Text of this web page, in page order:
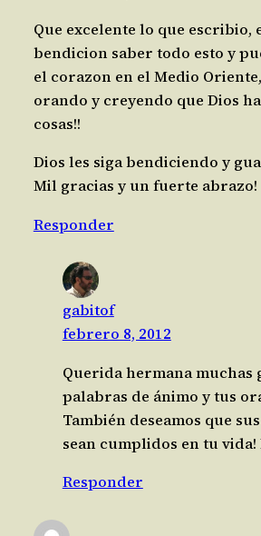
Que excelente lo que escribio,
bendicion saber todo esto y
el corazon en el Medio
orando y creyendo que Dios
cosas!!
Dios les siga bendiciendo y
Mil gracias y un fuerte abrazo!
Responder
gabitof
febrero 8, 2012
Querida hermana muchas
palabras de ánimo y tus
También deseamos que
sean cumplidos en tu vida!
Responder